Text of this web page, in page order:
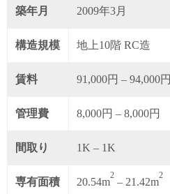
築年月 2009年3月
構造規模 地上10階 RC造
賃料 91,000円 – 94,000円
管理費 8,000円 – 8,000円
間取り 1K – 1K
専有面積 20.54m
2
– 21.42m
2